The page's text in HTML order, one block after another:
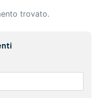
trovato.